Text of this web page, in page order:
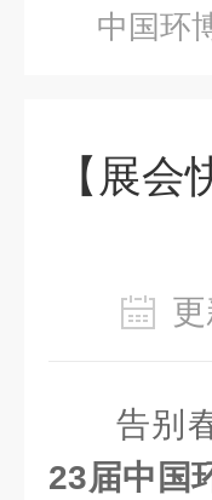
中国环
【展
告别
23届中国